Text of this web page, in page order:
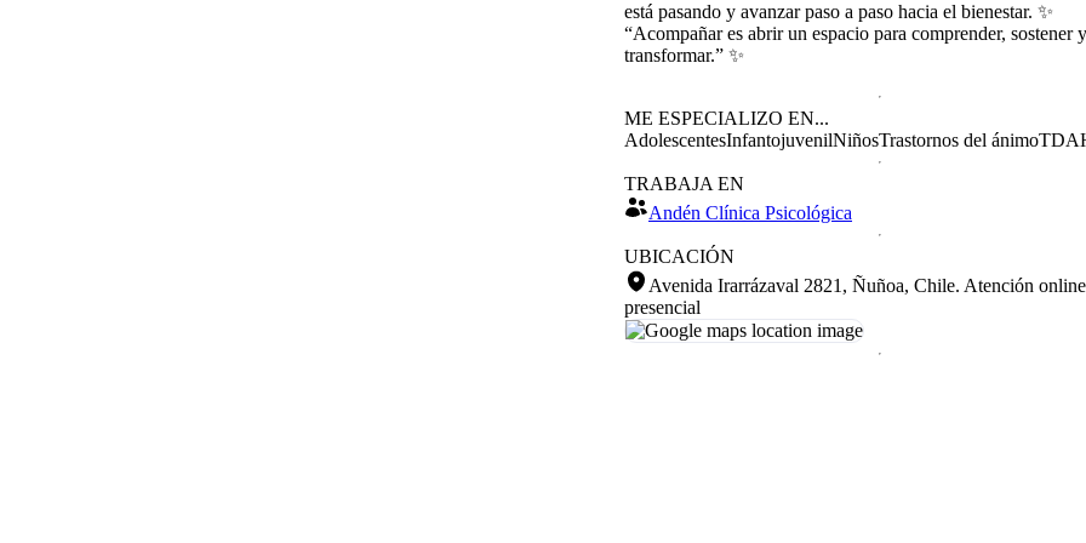
está pasando y avanzar paso a paso hacia el bienestar. ✨️
“Acompañar es abrir un espacio para comprender, sostener y
transformar.” ✨
ME ESPECIALIZO EN...
AdolescentesInfantojuvenilNiñosTrastornos del ánimo
TRABAJA EN
Andén Clínica Psicológica
UBICACIÓN
Avenida Irarrázaval 2821, Ñuñoa, Chile. Atención
presencial